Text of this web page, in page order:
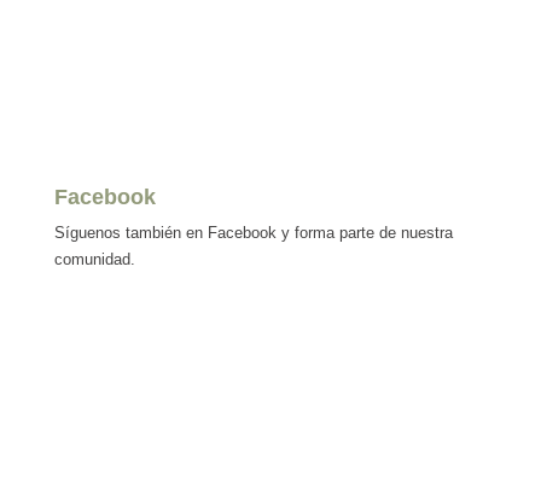
Facebook
Síguenos también en Facebook y forma parte de nuestra
comunidad.